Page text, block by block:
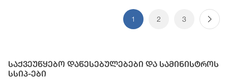
1 2 3
საქვეუწყებო დაწესებულებები და სამინისტროს
სსიპ-ები